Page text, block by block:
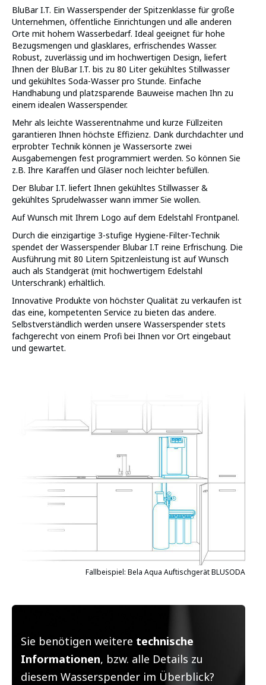
BluBar I.T. Ein Wasserspender der Spitzenklasse für große
Unternehmen, öffentliche Einrichtungen und alle anderen
Orte mit hohem Wasserbedarf. Ideal geeignet für hohe
Bezugsmengen und glasklares, erfrischendes Wasser.
Robust, zuverlässig und im hochwertigen Design, liefert
Ihnen der BluBar I.T. bis zu 80 Liter gekühltes Stillwasser
und gekühltes Soda-Wasser pro Stunde. Einfache
Handhabung und platzsparende Bauweise machen Ihn zu
einem idealen Wasserspender.
Mehr als leichte Wasserentnahme und kurze Füllzeiten
garantieren Ihnen höchste Effizienz. Dank durchdachter und
erprobter Technik können je Wassersorte zwei
Ausgabemengen fest programmiert werden. So können Sie
z.B. Ihre Karaffen und Gläser noch leichter befüllen.
Der Blubar I.T. liefert Ihnen gekühltes Stillwasser &
gekühltes Sprudelwasser wann immer Sie wollen.
Auf Wunsch mit Ihrem Logo auf dem Edelstahl Frontpanel.
Durch die einzigartige 3-stufige Hygiene-Filter-Technik
spendet der Wasserspender Blubar I.T reine Erfrischung. Die
Ausführung mit 80 Litern Spitzenleistung ist auf Wunsch
auch als Standgerät (mit hochwertigem Edelstahl
Unterschrank) erhältlich.
Innovative Produkte von höchster Qualität zu verkaufen ist
das eine, kompetenten Service zu bieten das andere.
Selbstverständlich werden unsere Wasserspender stets
fachgerecht von einem Profi bei Ihnen vor Ort eingebaut
und gewartet.
Fallbeispiel: Bela Aqua Auftischgerät BLUSODA
Sie benötigen weitere technische
Informationen, bzw. alle Details zu
diesem Wasserspender im Überblick?